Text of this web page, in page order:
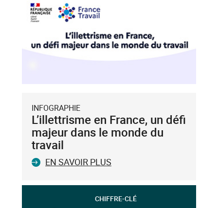
INFOGRAPHIE
L’illettrisme en France, un défi
majeur dans le monde du
travail
EN SAVOIR PLUS
CHIFFRE-CLÉ